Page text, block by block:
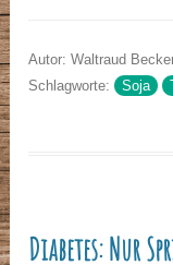
Autor: Waltraud
Schlagworte: Soja
Diabetes: Nur